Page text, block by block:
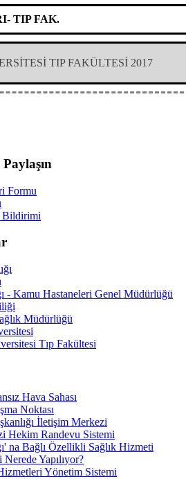
TIP FAK.
TIP FAKÜLTESİ 2017
Formu
Bildirimi
- Kamu Hastaneleri Genel Müdürlüğü
Müdürlüğü
Tıp Fakültesi
Hava Sahası
Noktası
İletişim Merkezi
Hekim Randevu Sistemi
na Bağlı Özellikli Sağlık Hizmeti
Yapılıyor?
Yönetim Sistemi